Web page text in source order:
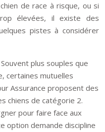
de race à risque, ou si
élevées, il existe des
pistes à considérer
plus souples que
certaines mutuelles
Assurance proposent des
chiens de catégorie 2.
pour faire face aux
option demande discipline